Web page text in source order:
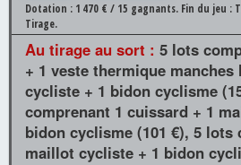
Dotation : 1 470 € / 15 gagnants. Fin du jeu :
Tirage.
Au tirage au sort : 5 lots
+ 1 veste thermique
cycliste + 1 bidon cyclisme
comprenant 1 cuissard + 1
bidon cyclisme (101 €), 5 lots
maillot cycliste + 1 bidon